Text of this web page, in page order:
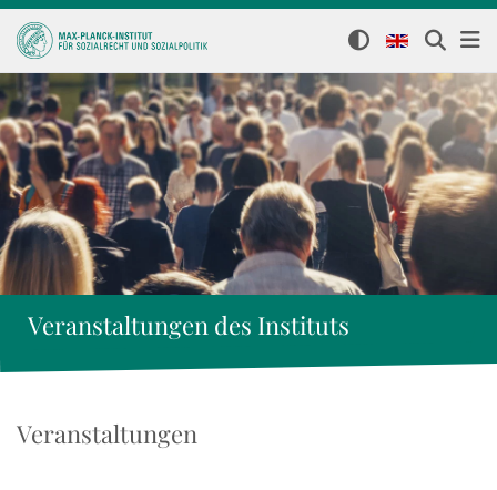
Veranstaltungen des Instituts
Veranstaltungen